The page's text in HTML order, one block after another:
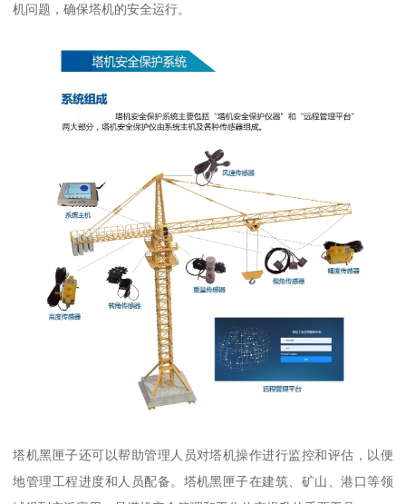
机问题，确保塔机的安全运行。
塔机黑匣子还可以帮助管理人员对塔机操作进行监控和评估，以便
地管理工程进度和人员配备。塔机黑匣子在建筑、矿山、港口等领